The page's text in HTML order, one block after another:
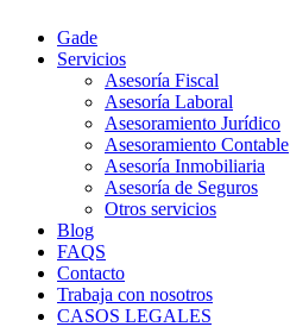
Gade
Servicios
Asesoría Fiscal
Asesoría Laboral
Asesoramiento Jurídico
Asesoramiento Contable
Asesoría Inmobiliaria
Asesoría de Seguros
Otros servicios
Blog
FAQS
Contacto
Trabaja con nosotros
CASOS LEGALES